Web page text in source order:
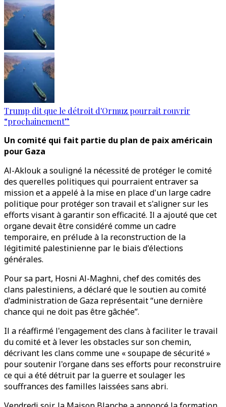
Trump dit que le détroit d'Ormuz pourrait rouvrir
“prochainement”
Un comité qui fait partie du plan de paix américain
pour Gaza
Al-Aklouk a souligné la nécessité de protéger le comité
des querelles politiques qui pourraient entraver sa
mission et a appelé à la mise en place d'un large cadre
politique pour protéger son travail et s'aligner sur les
efforts visant à garantir son efficacité. Il a ajouté que cet
organe devait être considéré comme un cadre
temporaire, en prélude à la reconstruction de la
légitimité palestinienne par le biais d'élections
générales.
Pour sa part, Hosni Al-Maghni, chef des comités des
clans palestiniens, a déclaré que le soutien au comité
d'administration de Gaza représentait “une dernière
chance qui ne doit pas être gâchée”.
Il a réaffirmé l'engagement des clans à faciliter le travail
du comité et à lever les obstacles sur son chemin,
décrivant les clans comme une « soupape de sécurité »
pour soutenir l'organe dans ses efforts pour reconstruire
ce qui a été détruit par la guerre et soulager les
souffrances des familles laissées sans abri.